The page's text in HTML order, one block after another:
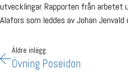
utvecklingar. Rapporten från arbetet
Alafors som leddes av Johan Jenvald
Övning Poseidon
Äldre inlägg